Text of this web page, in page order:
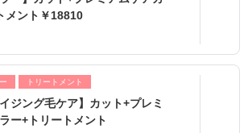
メント￥18810
トリートメント
ジング毛ケア】カット+プレミ
ー+トリートメント